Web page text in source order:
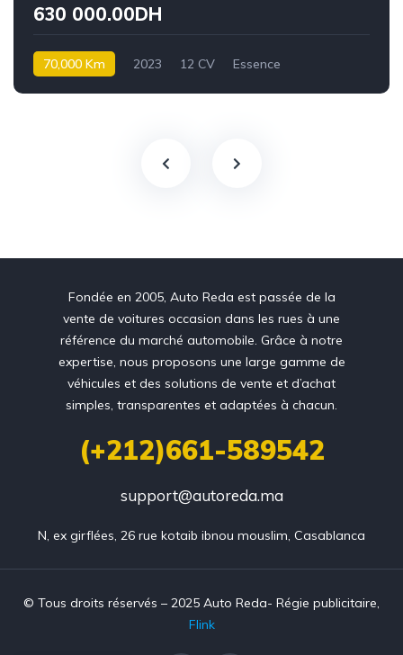
630 000.00DH
70,000 Km 2023 12 CV Essence
Fondée en 2005, Auto Reda est passée de la
vente de voitures occasion dans les rues à une
référence du marché automobile. Grâce à notre
expertise, nous proposons une large gamme de
véhicules et des solutions de vente et d’achat
simples, transparentes et adaptées à chacun.
(+212)661-589542
support@autoreda.ma
N, ex girflées, 26 rue kotaib ibnou mouslim, Casablanca
© Tous droits réservés – 2025 Auto Reda- Régie publicitaire,
Flink